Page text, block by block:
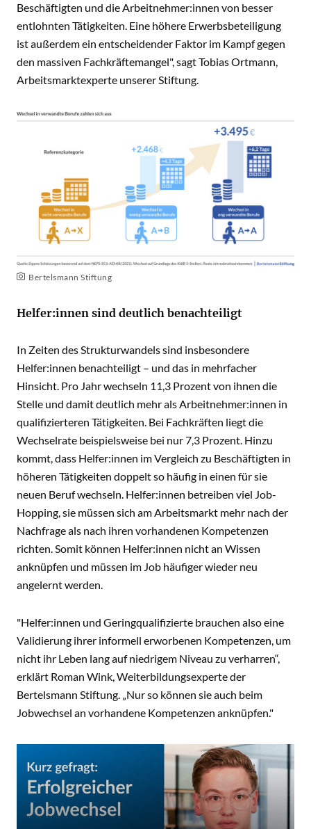
Beschäftigten und die Arbeitnehmer:innen von besser
entlohnten Tätigkeiten. Eine höhere Erwerbsbeteiligung
ist außerdem ein entscheidender Faktor im Kampf gegen
den massiven Fachkräftemangel", sagt Tobias Ortmann,
Arbeitsmarktexperte unserer Stiftung.
Bertelsmann Stiftung
Helfer:innen sind deutlich benachteiligt
In Zeiten des Strukturwandels sind insbesondere
Helfer:innen benachteiligt – und das in mehrfacher
Hinsicht. Pro Jahr wechseln 11,3 Prozent von ihnen die
Stelle und damit deutlich mehr als Arbeitnehmer:innen in
qualifizierteren Tätigkeiten. Bei Fachkräften liegt die
Wechselrate beispielsweise bei nur 7,3 Prozent. Hinzu
kommt, dass Helfer:innen im Vergleich zu Beschäftigten in
höheren Tätigkeiten doppelt so häufig in einen für sie
neuen Beruf wechseln. Helfer:innen betreiben viel Job-
Hopping, sie müssen sich am Arbeitsmarkt mehr nach der
Nachfrage als nach ihren vorhandenen Kompetenzen
richten. Somit können Helfer:innen nicht an Wissen
anknüpfen und müssen im Job häufiger wieder neu
angelernt werden.
"Helfer:innen und Geringqualifizierte brauchen also eine
Validierung ihrer informell erworbenen Kompetenzen, um
nicht ihr Leben lang auf niedrigem Niveau zu verharren“,
erklärt Roman Wink, Weiterbildungsexperte der
Bertelsmann Stiftung. „Nur so können sie auch beim
Jobwechsel an vorhandene Kompetenzen anknüpfen."